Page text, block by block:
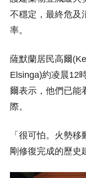
不穩定，最終危及
率。
薩默蘭居民高爾
Elsinga)約凌晨12
爾表示，他們已能
際。
「很可怕。火勢
剛修復完成的歷史